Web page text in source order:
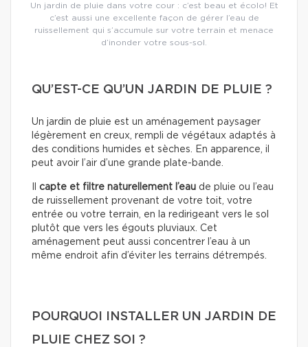
Un jardin de pluie dans votre cour : c’est beau et écolo! Et
c’est aussi une excellente façon de gérer l’eau de
ruissellement qui s’accumule sur votre terrain et menace
d’inonder votre sous-sol.
QU’EST-CE QU’UN JARDIN DE PLUIE ?
Un jardin de pluie est un aménagement paysager
légèrement en creux, rempli de végétaux adaptés à
des conditions humides et sèches. En apparence, il
peut avoir l’air d’une grande plate-bande.
capte et filtre naturellement l’eau de pluie ou l’eau
de ruissellement provenant de votre toit, votre
entrée ou votre terrain, en la redirigeant vers le sol
plutôt que vers les égouts pluviaux. Cet
aménagement peut aussi concentrer l’eau à un
même endroit afin d’éviter les terrains détrempés.
POURQUOI INSTALLER UN JARDIN DE
PLUIE CHEZ SOI ?